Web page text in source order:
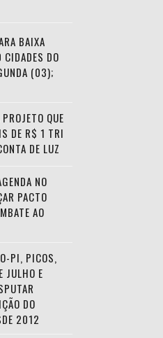
BAIXA
DO
(03);
QUE
DE R$ 1 TRI
DE LUZ
NO
PACTO
AO
PI, PICOS,
JULHO E
DO
2012